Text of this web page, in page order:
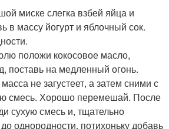
миске слегка взбей яйца и
в массу йогурт и яблочный сок.
положи кокосовое масло,
поставь на медленный огонь.
не загустеет, а затем сними с
смесь. Хорошо перемешай. После
сухую смесь и, тщательно
однородности, потихоньку добавь